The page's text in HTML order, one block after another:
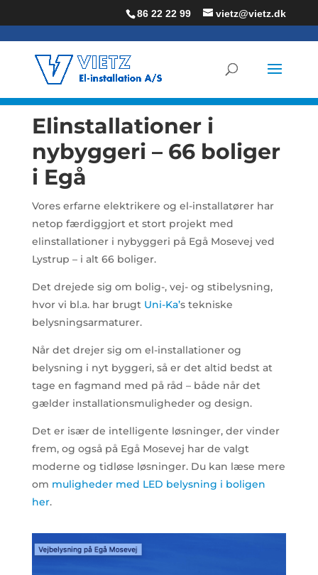
86 22 22 99 vietz@vietz.dk
Elinstallationer i
nybyggeri – 66 boliger
i Egå
Vores erfarne elektrikere og el-installatører har
netop færdiggjort et stort projekt med
elinstallationer i nybyggeri på Egå Mosevej ved
Lystrup – i alt 66 boliger.
Det drejede sig om bolig-, vej- og stibelysning,
hvor vi bl.a. har brugt Uni-Ka’s tekniske
belysningsarmaturer.
Når det drejer sig om el-installationer og
belysning i nyt byggeri, så er det altid bedst at
tage en fagmand med på råd – både når det
gælder installationsmuligheder og design.
Det er især de intelligente løsninger, der vinder
frem, og også på Egå Mosevej har de valgt
moderne og tidløse løsninger. Du kan læse mere
om muligheder med LED belysning i boligen
her.